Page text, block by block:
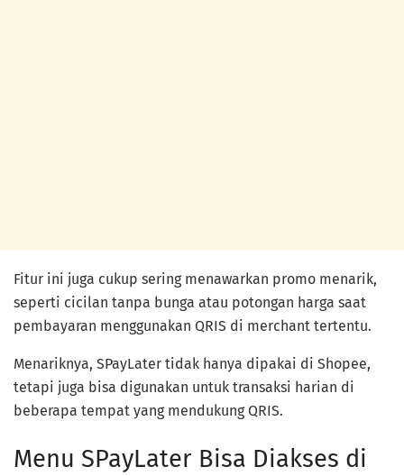
Fitur ini juga cukup sering menawarkan promo menarik,
seperti cicilan tanpa bunga atau potongan harga saat
pembayaran menggunakan QRIS di merchant tertentu.
Menariknya, SPayLater tidak hanya dipakai di Shopee,
tetapi juga bisa digunakan untuk transaksi harian di
beberapa tempat yang mendukung QRIS.
Menu SPayLater Bisa Diakses di